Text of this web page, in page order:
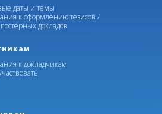
даты и темы
к оформлению тезисов /
докладов
к докладчикам